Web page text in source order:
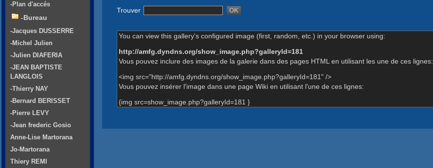
Trouver
You can view this gallery's configured image (first, random, etc.) in your browser using:
http://amfg.dyndns.org/show_image.php?galleryId=181
Vous pouvez inclure des images de la galerie dans des pages HTML en utilisant les une de ces lignes:
<img src="http://amfg.dyndns.org/show_image.php?galleryId=181" />
Vous pouvez insérer l'image dans une page Wiki en utilisant l'une de ces lignes:
{img src=show_image.php?galleryId=181 }
-Plan d'accés
-Bureau
-Jacques DUSSERRE
-Michel Julien
-Julien DIAFERIA
-JEAN BAPTISTE
LANGLOIS
-Thierry NAY
-Bernard BERISSET
-Pierre LEVY
-Jean frederic Gosio
Anne-Lise Martorana
Jo-Martorana
Thiery REMI